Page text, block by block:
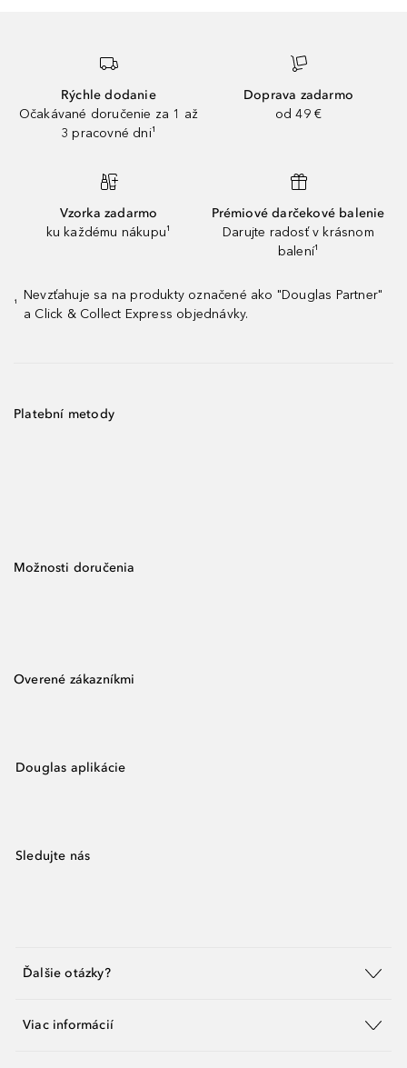
Rýchle dodanie
Očakávané doručenie za 1 až
3 pracovné dni¹
Doprava zadarmo
od 49 €
Vzorka zadarmo
ku každému nákupu¹
Prémiové darčekové balenie
Darujte radosť v krásnom
balení¹
¹
Nevzťahuje sa na produkty označené ako "Douglas Partner"
a Click & Collect Express objednávky.
Platební metody
Možnosti doručenia
Overené zákazníkmi
Douglas aplikácie
Sledujte nás
Ďalšie otázky?
Viac informácií